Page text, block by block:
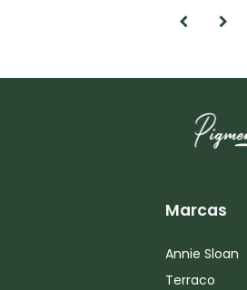
Marcas
Annie Sloan
Terraco